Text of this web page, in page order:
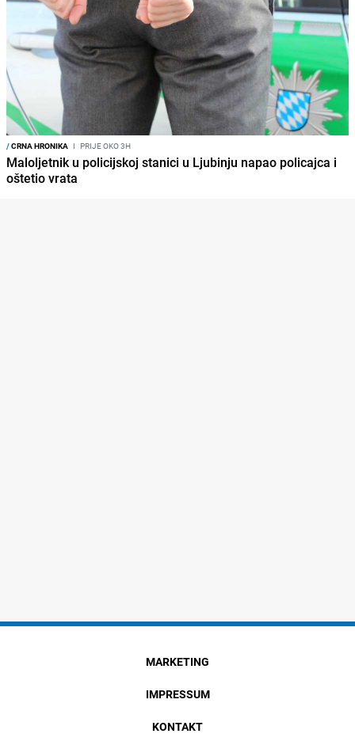
/CRNA HRONIKA I PRIJE OKO 3H
Maloljetnik u policijskoj stanici u Ljubinju napao policajca i
oštetio vrata
MARKETING
IMPRESSUM
KONTAKT